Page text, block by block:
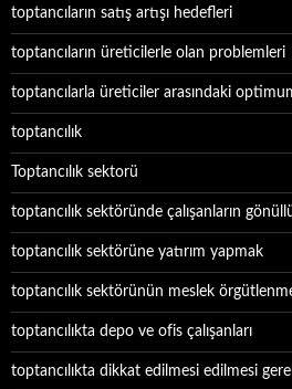
toptancıların satış artışı hedefleri
toptancıların üreticilerle olan problemleri
toptancılarla üreticiler arasındaki
toptancılık
Toptancılık sektorü
toptancılık sektöründe çalışanların
toptancılık sektörüne yatırım yapmak
toptancılık sektörünün meslek
toptancılıkta depo ve ofis çalışanları
toptancılıkta dikkat edilmesi edilmesi